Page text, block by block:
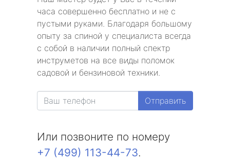
часа совершенно бесплатно и не с
пустыми руками. Благодаря большому
опыту за спиной у специалиста всегда
с собой в наличии полный спектр
инструметов на все виды поломок
садовой и бензиновой техники.
Отправить
Или позвоните по номеру
+7 (499) 113-44-73.